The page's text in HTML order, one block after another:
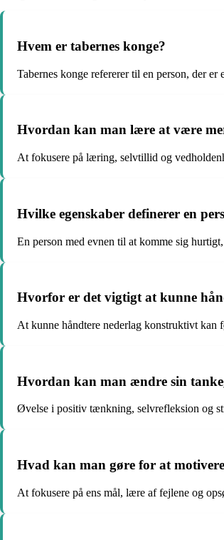
Hvem er tabernes konge?
Tabernes konge refererer til en person, der
Hvordan kan man lære at være
At fokusere på læring, selvtillid og
Hvilke egenskaber definerer en
En person med evnen til at komme sig
Hvorfor er det vigtigt at kunne
At kunne håndtere nederlag konstruktivt kan
Hvordan kan man ændre sin
Øvelse i positiv tænkning, selvrefleksion og
Hvad kan man gøre for at
At fokusere på ens mål, lære af fejlene og